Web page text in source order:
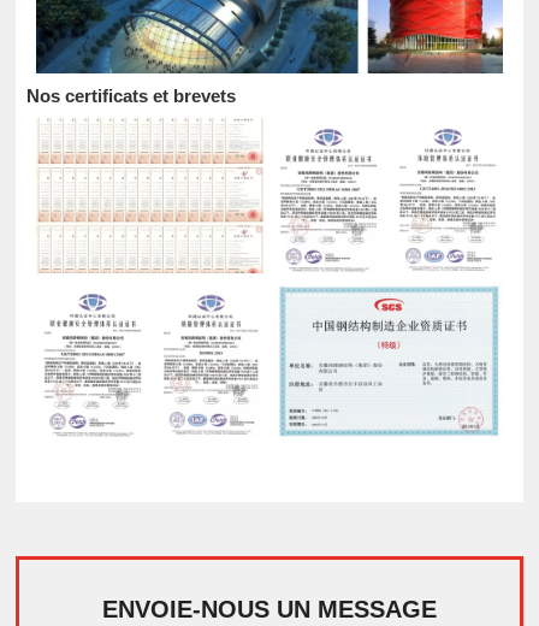
Nos certificats et brevets
ENVOIE-NOUS UN MESSAGE